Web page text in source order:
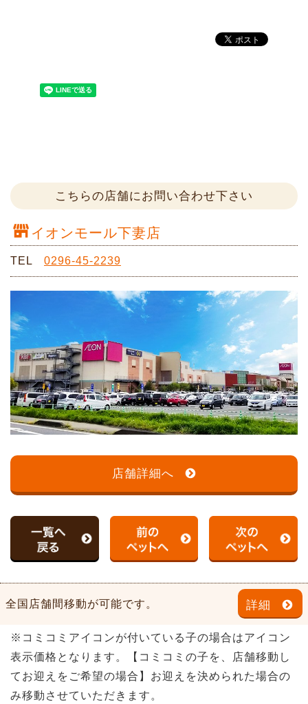
こちらの店舗にお問い合わせ下さい
イオンモール下妻店
TEL 0296-45-2239
店舗詳細へ
全国店舗間移動が可能です。 詳細
※コミコミアイコンが付いている子の場合はアイコン
表示価格となります。【コミコミの子を、店舗移動し
てお迎えをご希望の場合】お迎えを決められた場合の
み移動させていただきます。